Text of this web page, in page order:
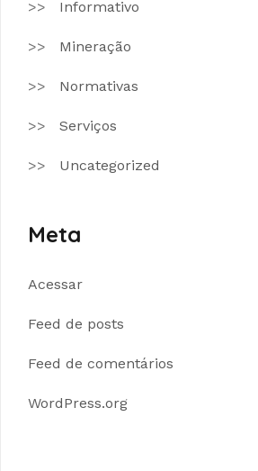
Informativo
Mineração
Normativas
Serviços
Uncategorized
Meta
Acessar
Feed de posts
Feed de comentários
WordPress.org